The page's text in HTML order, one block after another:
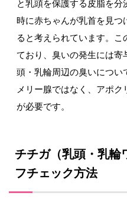
と乳頭を保護する皮脂を
時に赤ちゃんが乳首を見つ
ると考えられています。
ており、臭いの発生には寄
頭・乳輪周辺の臭いについ
メリー腺ではなく、アポ
が必要です。
チチガ（乳頭・乳輪
フチェック方法